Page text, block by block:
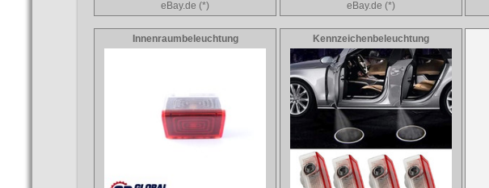
eBay.de (*)
eBay.de (*)
Innenraumbeleuchtung Kennzeichenbeleuchtung